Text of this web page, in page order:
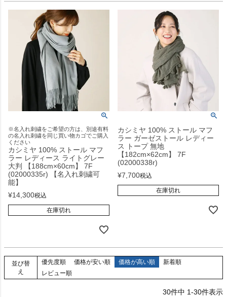
※名入れ刺繍をご希望の方は、別途有料
の名入れ刺繍を同じ買い物カゴでご購入
ください
カシミヤ 100% ストール マフ
ラー レディース ライトグレー
大判 【188cm×60cm】 7F
(02000335r) 【名入れ刺繍可
能】
¥14,300税込
在庫切れ
カシミヤ 100% ストール マフ
ラー ガーゼストール レディー
ス トープ 無地
【182cm×62cm】 7F
(02000338r)
¥7,700税込
在庫切れ
並び替
え
優先度順 価格が安い順 価格が高い順
新着順
レビュー順
30件中 1-30件表示